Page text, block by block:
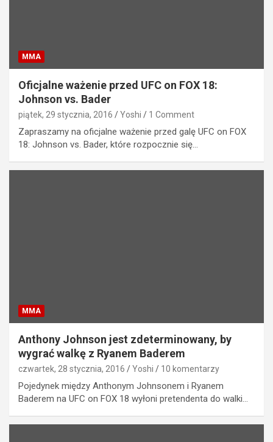
MMA
Oficjalne ważenie przed UFC on FOX 18:
Johnson vs. Bader
piątek, 29 stycznia, 2016 Yoshi 1 Comment
Zapraszamy na oficjalne ważenie przed galę UFC on FOX
18: Johnson vs. Bader, które rozpocznie się…
MMA
Anthony Johnson jest zdeterminowany, by
wygrać walkę z Ryanem Baderem
czwartek, 28 stycznia, 2016 Yoshi 10 komentarzy
Pojedynek między Anthonym Johnsonem i Ryanem
Baderem na UFC on FOX 18 wyłoni pretendenta do walki…